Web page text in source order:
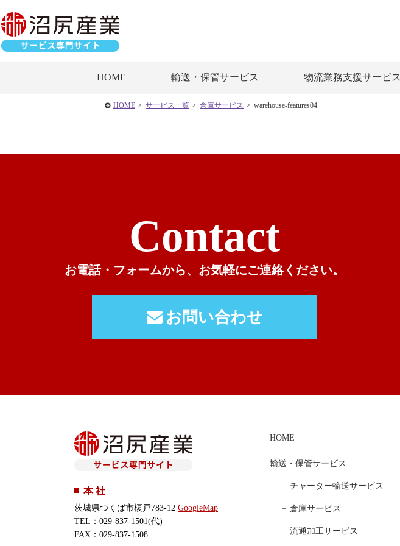
HOME 輸送・保管サービス 物流業務支援サービス
HOME > サービス一覧 > 倉庫サービス > warehouse-features04
Contact
お電話・フォームから、 お気軽にご連絡ください。
お問い合わせ
HOME
輸送・保管サービス
チャーター輸送サービス
倉庫サービス
流通加工サービス
本 社
茨城県つくば市榎戸783-12 GoogleMap
TEL：029-837-1501(代)
FAX：029-837-1508